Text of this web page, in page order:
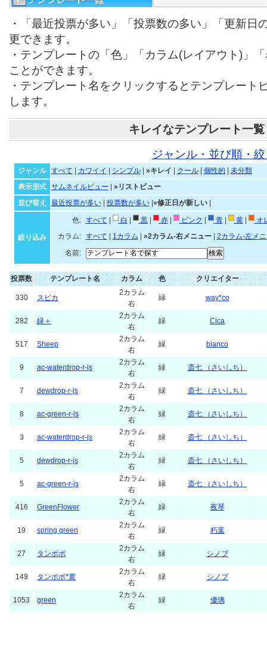
・「最近投票が多い」「投票数の多い」「更新日
更できます。
・テンプレートの「色」「カラム(レイアウト)」
ことができます。
・テンプレート名をクリックするとテンプレート
します。
キレイなテンプレート一覧
ジャンル・並び順・
ジャンル すべて カワイイ シンプル| »キレイ クール| 個性的
未分類
表示形式
サムネイルビュー
»リストビュー
並び替え
最近投票が多い| 投票数が多い| »修正日が新しい|
絞り込み
色: すべて 白 黒| 赤| ピンク 青| 黄|
オ
カラム:
すべて 1カラム »2カラム-右メニュー| 2カラム-左メ
名前:
投票数 テンプレート名 カラム 色 クリエイター
330 スピカ
2カラム
右
緑 way*co
282 緑＋
2カラム
右
緑 Cica
517 Sheep
2カラム
右
緑 bianco
9 ac-waterdrop-r-js
2カラム
右
緑 斎七 （さいしち）
7 dewdrop-r-js
2カラム
右
緑 斎七 （さいしち）
8 ac-green-r-js
2カラム
右
緑 斎七 （さいしち）
3 ac-waterdrop-r-js
2カラム
右
緑 斎七 （さいしち）
5 dewdrop-r-js
2カラム
右
緑 斎七 （さいしち）
5 ac-green-r-js
2カラム
右
緑 斎七 （さいしち）
416 GreenFlower
2カラム
右
緑 夜琴
19 spring green
2カラム
右
緑 朽葉
27 タンポポ
2カラム
右
緑 シノブ
149 タンポポ*黄
2カラム
右
緑 シノブ
1053 green
2カラム
右
緑 優璃